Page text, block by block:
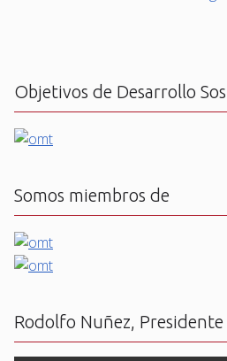
Objetivos de Desarrollo
Somos miembros de
Rodolfo Nuñez,